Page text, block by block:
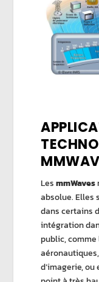
LesmmWaves
absolue. Elles
dans certains
intégration
public,
d’imagerie,